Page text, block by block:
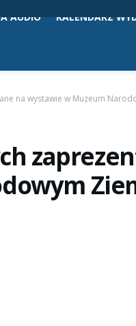
AUDIO KALENDARZ
na wystawie w Muzeum